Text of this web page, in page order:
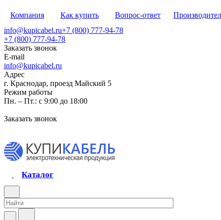
Компания Как купить Вопрос-ответ
info@kupicabel.ru+7 (800) 777-94-78
+7 (800) 777-94-78
Заказать звонок
E-mail
info@kupicabel.ru
Адрес
г. Краснодар, проезд Майский 5
Режим работы
Пн. – Пт.: с 9:00 до 18:00
Заказать звонок
Каталог